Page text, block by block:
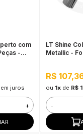
com
-
juros
+
LT Shine
Metallic -
R$
ou 1xde R$
-